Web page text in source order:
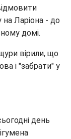
Ларіона - до
домі.
вірили, що
і "забрати" у
день